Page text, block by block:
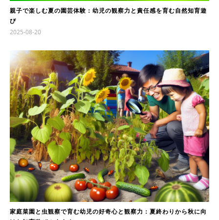
親子で楽しむ夏の園芸体験：幼児の観察力と責任感を育む自然知育遊
び
2025-08-20
家庭菜園と虫観察で育む幼児の好奇心と観察力：夏終わりから秋に向